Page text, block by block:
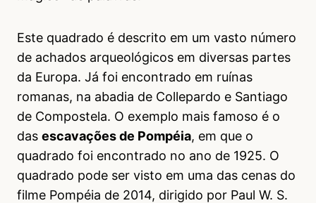
Este quadrado é descrito em um vasto número
de achados arqueológicos em diversas partes
da Europa. Já foi encontrado em ruínas
romanas, na abadia de Collepardo e Santiago
de Compostela. O exemplo mais famoso é o
das escavações de Pompéia, em que o
quadrado foi encontrado no ano de 1925. O
quadrado pode ser visto em uma das cenas do
filme Pompéia de 2014, dirigido por Paul W. S.